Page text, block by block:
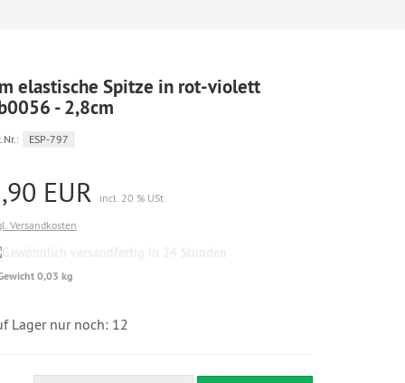
elastische Spitze in rot-violett
- 2,8cm
ESP-797
EUR
incl. 20 % USt
Versandkosten
0,03 kg
Lager nur noch: 12